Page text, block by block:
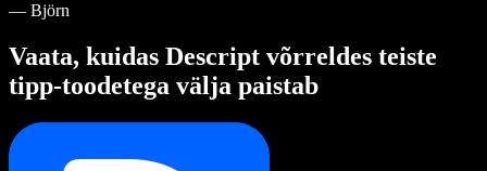
— Björn
Vaata, kuidas Descript võrreldes teiste
tipp-toodetega välja paistab